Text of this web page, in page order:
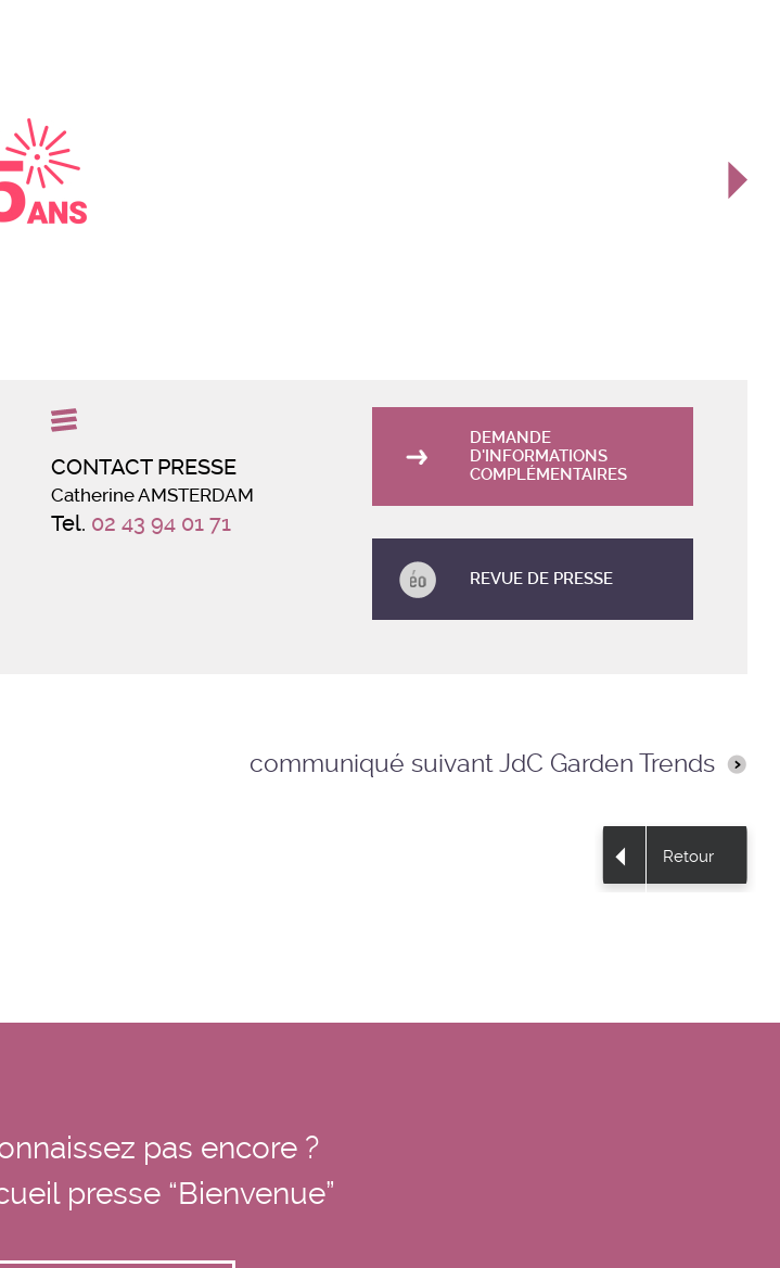
CONTACT PRESSE
Catherine AMSTERDAM
Tel. 02 43 94 01 71
DEMANDE
D'INFORMATIONS
COMPLÉMENTAIRES
REVUE DE PRESSE
communiqué suivant JdC Garden Trends
Retour
pas encore ?
presse “Bienvenue”